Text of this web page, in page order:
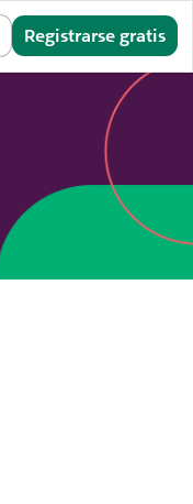
Registrarse gratis